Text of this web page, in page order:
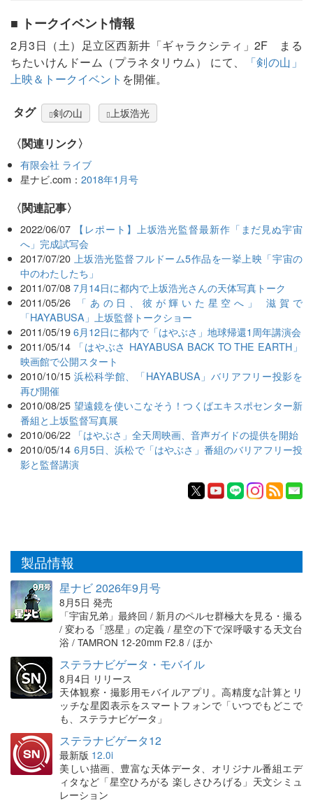
■ トークイベント情報
2月3日（土）足立区西新井「ギャラクシティ」2F まる
ちたいけんドーム（プラネタリウム） にて、
「剣の山」
上映＆トークイベント を開催。
タグ 剣の山 上坂浩光
〈関連リンク〉
有限会社 ライブ
星ナビ.com：2018年1月号
関連記事
2022/06/07
【レポート】上坂浩光監督最新作「まだ見ぬ宇宙
へ」完成試写会
2017/07/20 上坂浩光監督フルドーム5作品を一挙上映「宇宙の
中のわたしたち」
2011/07/08 7月14日に都内で上坂浩光さんの天体写真トーク
2011/05/26
「あの日、彼が輝いた星空へ」 滋賀で
「HAYABUSA」上坂監督トークショー
2011/05/19 6月12日に都内で「はやぶさ」地球帰還1周年講演会
2011/05/14
「はやぶさ HAYABUSA BACK TO THE EARTH」
映画館で公開スタート
2010/10/15 浜松科学館、「HAYABUSA」バリアフリー投影を
再び開催
2010/08/25 望遠鏡を使いこなそう！つくばエキスポセンター新
番組と上坂監督写真展
2010/06/22 「はやぶさ」全天周映画、音声ガイドの提供を開始
2010/05/14 6月5日、浜松で「はやぶさ」番組のバリアフリー投
影と監督講演
製品情報
星ナビ 2026年9月号
8月5日 発売
「宇宙兄弟」最終回 / 新月のペルセ群極大を見る・撮る
/ 変わる「惑星」の定義 / 星空の下で深呼吸する天文台
浴 / TAMRON 12-20mm F2.8 / ほか
ステラナビゲータ・モバイル
8月4日 リリース
天体観察・撮影用モバイルアプリ。高精度な計算とリ
ッチな星図表示をスマートフォンで「いつでもどこで
も、ステラナビゲータ」
ステラナビゲータ12
最新版 12.0i
美しい描画、豊富な天体データ、オリジナル番組エデ
ィタなど「星空ひろがる 楽しさひろげる」天文シミュ
レーション